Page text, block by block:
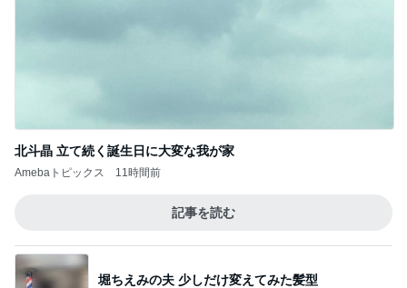
北斗晶 立て続く誕生日に大変な我が家
Amebaトピックス 11時間前
記事を読む
堀ちえみの夫 少しだけ変えてみた髪型